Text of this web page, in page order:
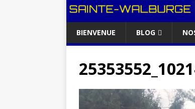
BIENVENUE BLOG